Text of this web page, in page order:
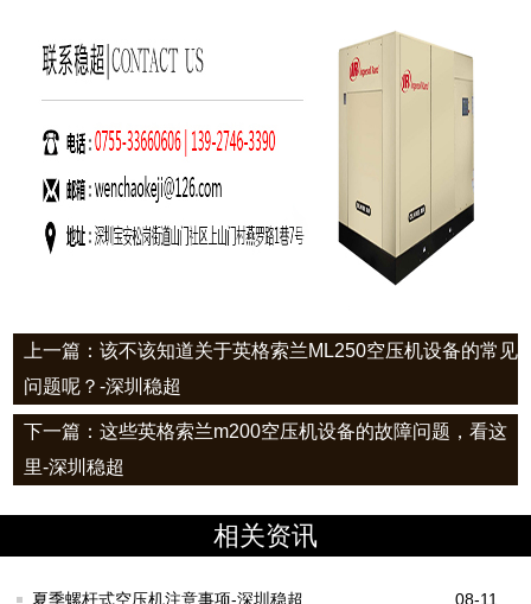
上一篇：该不该知道关于英格索兰ML250空压机设备的常见
问题呢？-深圳稳超
下一篇：这些英格索兰m200空压机设备的故障问题，看这
里-深圳稳超
相关资讯
夏季螺杆式空压机注意事项-深圳稳超 08-11